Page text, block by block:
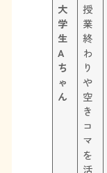
大
学
生
A
ち
ゃ
ん
授
業
終
わ
り
や
空
き
コ
マ
を
活